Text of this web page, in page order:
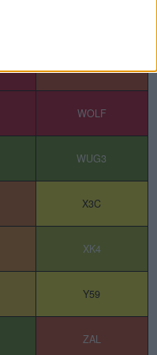
WEW
WOLF
WUG3
X3C
XK4
Y59
ZAL